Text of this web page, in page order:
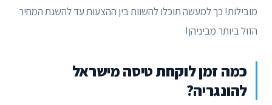
מובילות! כך למעשה תוכלו להשוות בין ההצעות עד להשגת המחיר
הזול ביותר מביניהן!
כמה זמן לוקחת טיסה מישראל
להונגריה?